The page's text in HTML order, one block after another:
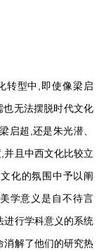
转型中,即使像梁启
也无法摆脱时代文化
启超,还是朱光潜、
并且中西文化比较立
化的氛围中予以阐
学意义是自不待言
进行学科意义的系统
消解了他们的研究热